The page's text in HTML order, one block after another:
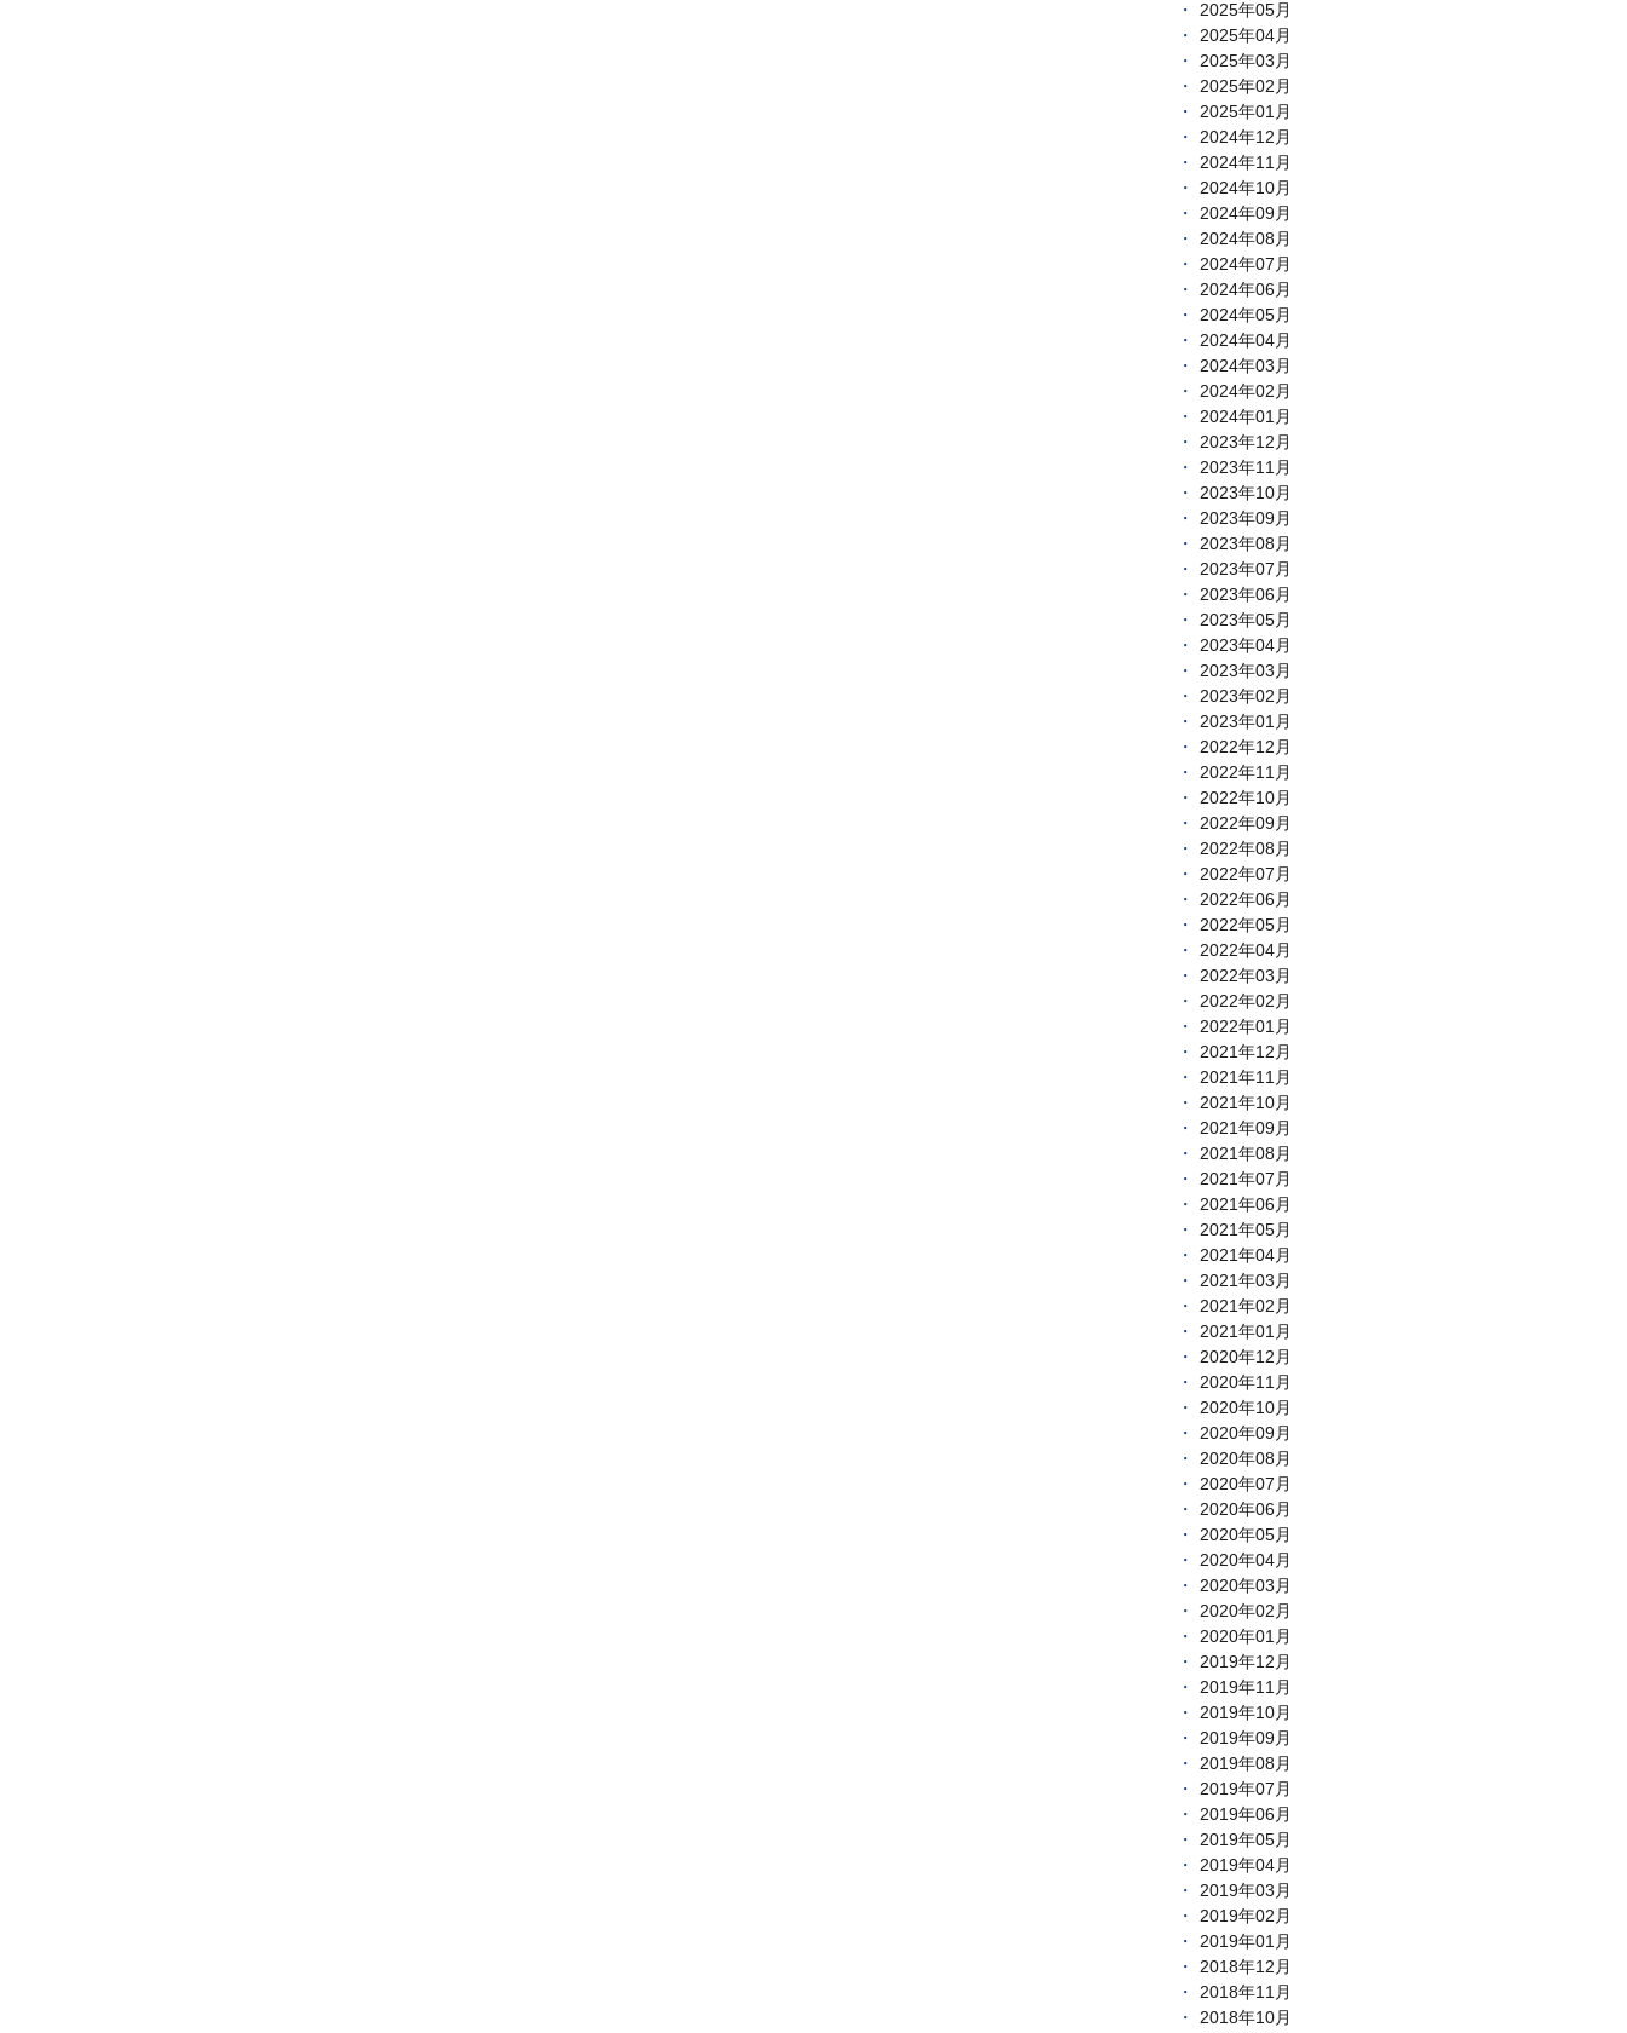
2025年05月
2025年04月
2025年03月
2025年02月
2025年01月
2024年12月
2024年11月
2024年10月
2024年09月
2024年08月
2024年07月
2024年06月
2024年05月
2024年04月
2024年03月
2024年02月
2024年01月
2023年12月
2023年11月
2023年10月
2023年09月
2023年08月
2023年07月
2023年06月
2023年05月
2023年04月
2023年03月
2023年02月
2023年01月
2022年12月
2022年11月
2022年10月
2022年09月
2022年08月
2022年07月
2022年06月
2022年05月
2022年04月
2022年03月
2022年02月
2022年01月
2021年12月
2021年11月
2021年10月
2021年09月
2021年08月
2021年07月
2021年06月
2021年05月
2021年04月
2021年03月
2021年02月
2021年01月
2020年12月
2020年11月
2020年10月
2020年09月
2020年08月
2020年07月
2020年06月
2020年05月
2020年04月
2020年03月
2020年02月
2020年01月
2019年12月
2019年11月
2019年10月
2019年09月
2019年08月
2019年07月
2019年06月
2019年05月
2019年04月
2019年03月
2019年02月
2019年01月
2018年12月
2018年11月
2018年10月